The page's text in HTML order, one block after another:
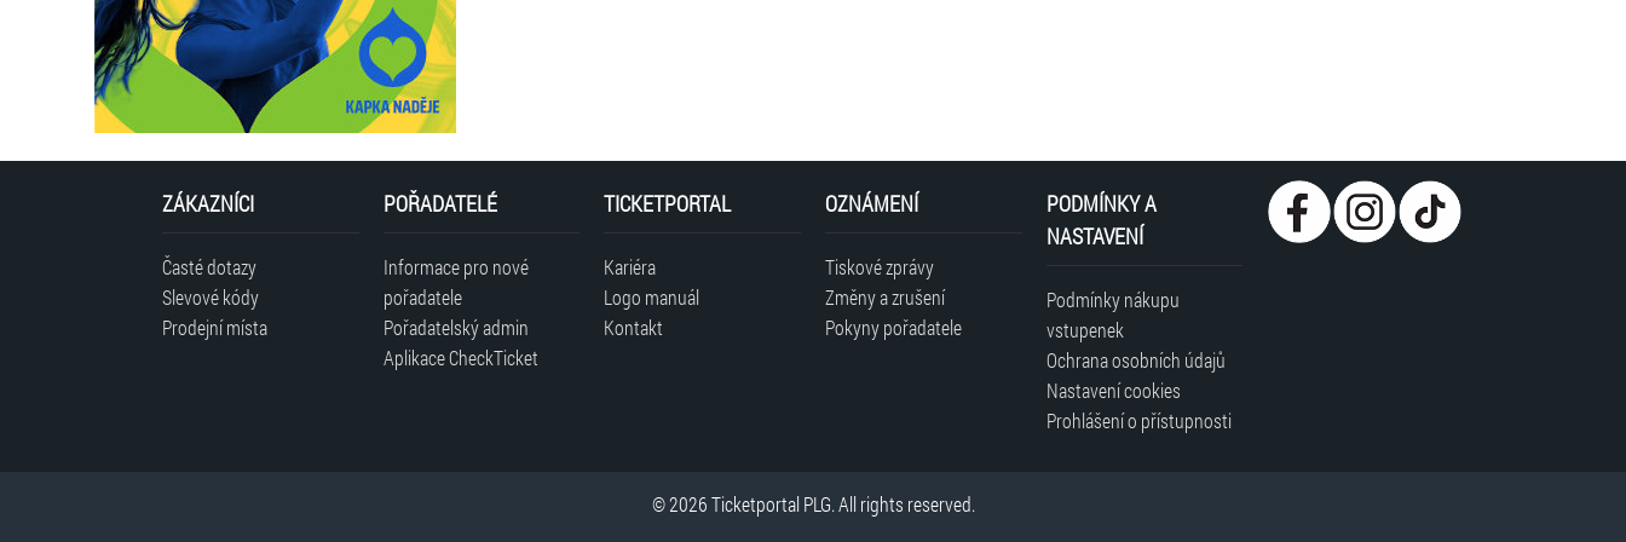
ZÁKAZNÍCI
Časté dotazy
Slevové kódy
Prodejní místa
POŘADATELÉ
Informace pro nové
pořadatele
Pořadatelský admin
Aplikace CheckTicket
TICKETPORTAL
Kariéra
Logo manuál
Kontakt
OZNÁMENÍ
Tiskové zprávy
Změny a zrušení
Pokyny pořadatele
PODMÍNKY A
NASTAVENÍ
Podmínky nákupu
vstupenek
Ochrana osobních údajů
Nastavení cookies
Prohlášení o přístupnosti
© 2026 Ticketportal PLG. All rights reserved.